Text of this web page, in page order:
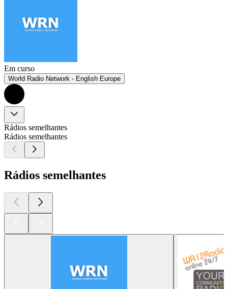
Em curso
World Radio Network - English Europe
Rádios semelhantes
Rádios semelhantes
Rádios semelhantes